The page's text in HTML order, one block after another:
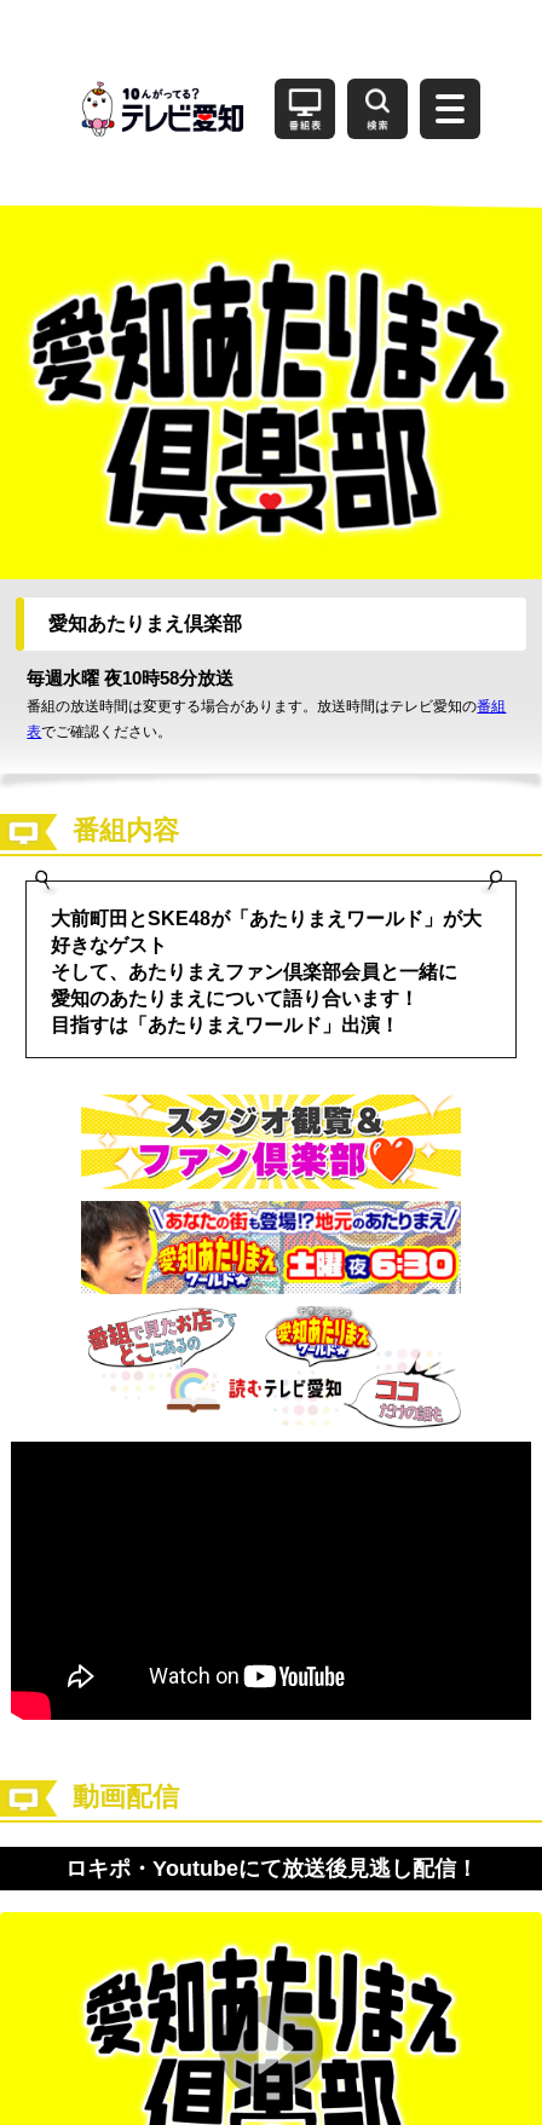
愛知あたりまえ倶楽部
毎週水曜 夜10時58分放送
番組の放送時間は変更する場合があります。放送時間はテレビ愛知の番組
表でご確認ください。
番組内容
大前町田とSKE48が「あたりまえワールド」が大
好きなゲスト
そして、あたりまえファン倶楽部会員と一緒に
愛知のあたりまえについて語り合います！
目指すは「あたりまえワールド」出演！
動画配信
ロキポ・Youtubeにて放送後見逃し配信！